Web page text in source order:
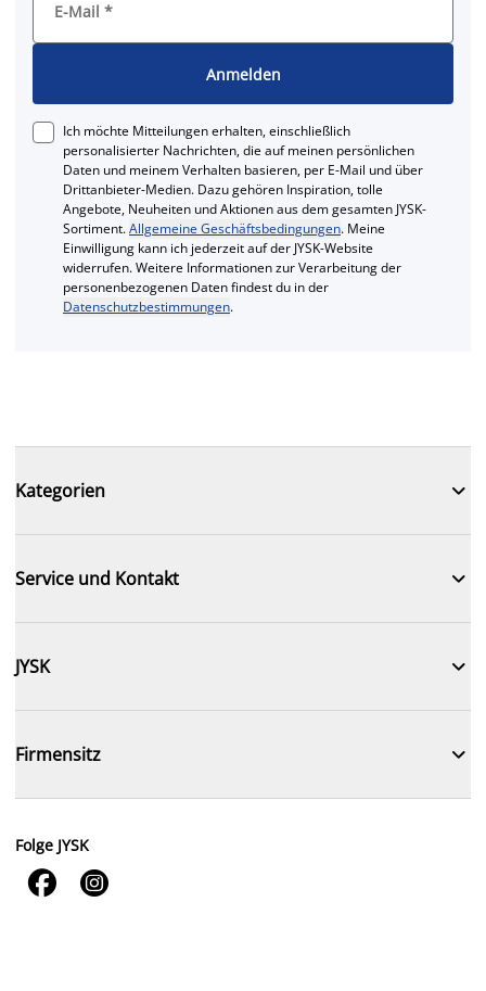
E-Mail *
Anmelden
Ich möchte Mitteilungen erhalten, einschließlich
personalisierter Nachrichten, die auf meinen persönlichen
Daten und meinem Verhalten basieren, per E-Mail und über
Drittanbieter-Medien. Dazu gehören Inspiration, tolle
Angebote, Neuheiten und Aktionen aus dem gesamten JYSK-
Sortiment.Allgemeine Geschäftsbedingungen. Meine
Einwilligung kann ich jederzeit auf der JYSK-Website
widerrufen. Weitere Informationen zur Verarbeitung der
personenbezogenen Daten findest du in der
Datenschutzbestimmungen.
Kategorien 
Service und Kontakt 
JYSK 
Firmensitz 
Folge JYSK
 